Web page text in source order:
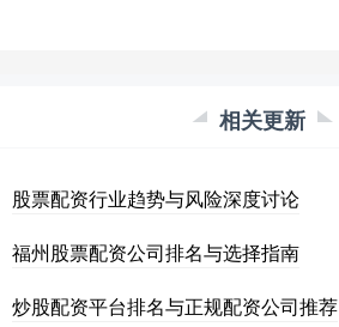
相关更新
股票配资行业趋势与风险深度讨论
福州股票配资公司排名与选择指南
炒股配资平台排名与正规配资公司推荐